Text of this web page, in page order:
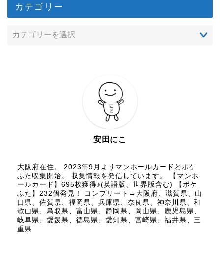
カテゴリー
安田にこ
大阪府在住。 2023年9月よりマンホールカードとポケ
ふた収集開始。 収集情報を発信しています。 【マンホ
ールカード】695枚獲得♪(英語版、世界版含む) 【ポケ
ふた】232個発見！ コンプリート→大阪府、滋賀県、山
口県、佐賀県、福岡県、兵庫県、奈良県、神奈川県、和
歌山県、鳥取県、富山県、静岡県、岡山県、鹿児島県、
岐阜県、愛媛県、徳島県、愛知県、宮崎県、福井県、三
重県